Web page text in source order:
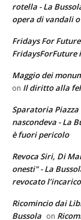
rotella - La
opera di vandali
Fridays For
FridaysForFuture
Maggio dei
on Il diritto alla
Sparatoria
nascondeva - La
è fuori pericolo
Revoca Siri, Di
onesti" - La
revocato l’incarico
Ricomincio dai
Bussola on